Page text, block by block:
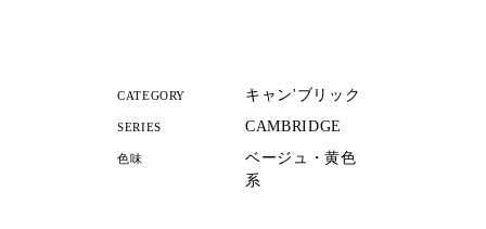
CATEGORY キャン'ブリック
SERIES CAMBRIDGE
色味
ベージュ・黄色
系